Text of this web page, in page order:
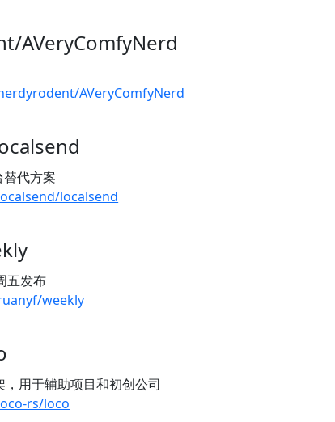
AVeryComfyNerd
AVeryComfyNerd
代方案
localsend
五发布
weekly
用于辅助项目和初创公司
rs/loco